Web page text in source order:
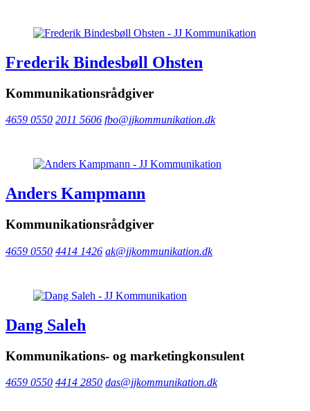
Frederik Bindesbøll Ohsten
Kommunikationsrådgiver
4659 0550 2011 5606 fbo@jjkommunikation.dk
Anders Kampmann
Kommunikationsrådgiver
4659 0550 4414 1426 ak@jjkommunikation.dk
Dang Saleh
Kommunikations- og marketingkonsulent
4659 0550 4414 2850 das@jjkommunikation.dk